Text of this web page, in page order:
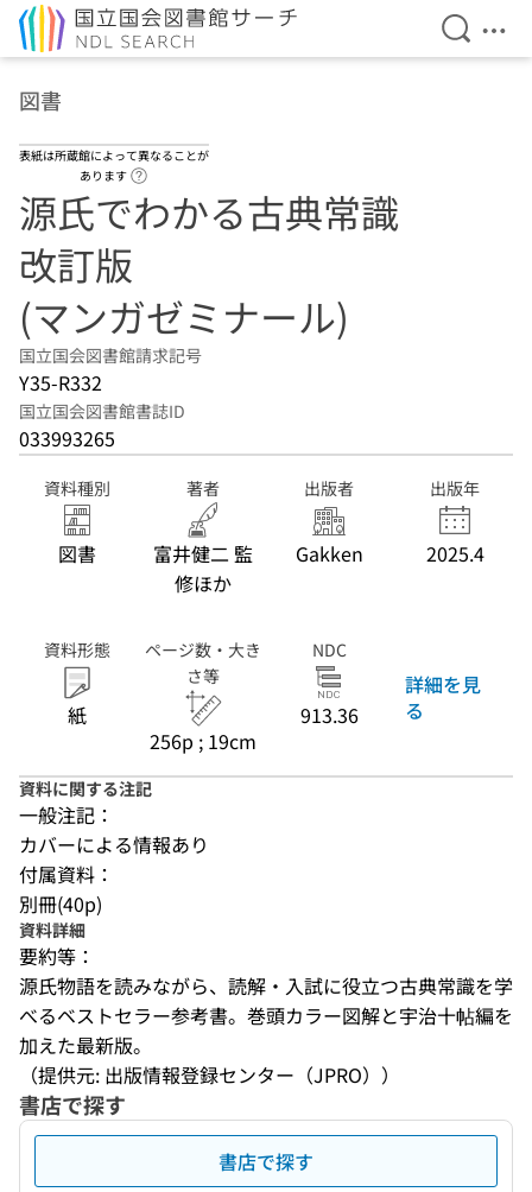
検索を
メ
図書
表紙は所蔵館によって異なることが
あります
源氏でわかる古典常識
改訂版
(マンガゼミナール)
国立国会図書館請求記号
Y35-R332
国立国会図書館書誌ID
033993265
資料種別
図書
著者
富井健二 監
修ほか
出版者
Gakken
出版年
2025.4
資料形態
紙
ページ数・大き
さ等
256p ; 19cm
NDC
913.36
詳細を見
る
資料に関する注記
一般注記：
カバーによる情報あり
付属資料：
別冊(40p)
資料詳細
要約等：
源氏物語を読みながら、読解・入試に役立つ古典常識を学
べるベストセラー参考書。巻頭カラー図解と宇治十帖編を
加えた最新版。
（提供元: 出版情報登録センター（JPRO））
書店で探す
書店で探す